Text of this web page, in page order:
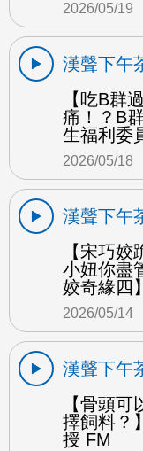
2026/05/19
漢聲下午
【吃B群
痛！？B
生福利委
2026/05/18
漢聲下午
【宋巧
小妞你盡
姣奇緣四
2026/05/14
漢聲下午
【骨頭
擇飼料？
授 FM